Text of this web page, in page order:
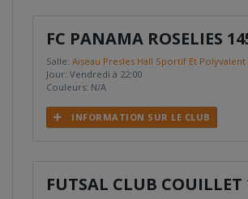
FC PANAMA ROSELIES
Salle: Aiseau Presles Hall Sportif Et Polyvalent
Jour: Vendredi à 22:00
Couleurs: N/A
INFORMATION SUR LE CLUB
FUTSAL CLUB COUILLET